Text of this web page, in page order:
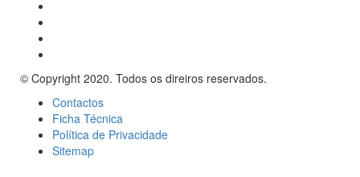
© Copyright 2020. Todos os direiros reservados.
Contactos
Ficha Técnica
Política de Privacidade
Sitemap